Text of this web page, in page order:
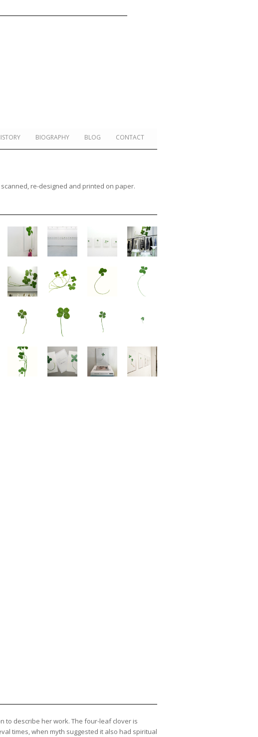
BIOGRAPHY BLOG CONTACT
re-designed and printed on paper.
to describe her work. The four-leaf clover is
times, when myth suggested it also had spiritual